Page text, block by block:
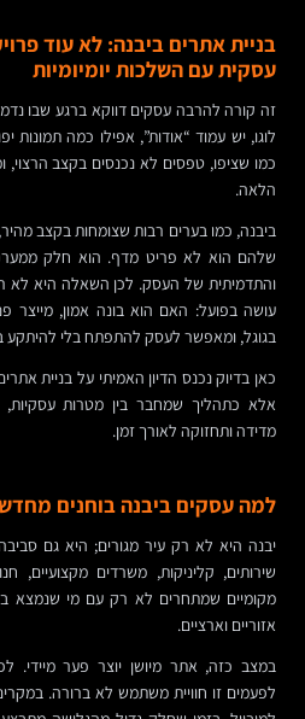
בניית אתרים ביבנה: לא עוד
עסקית עם השלכות יומיומיות
זה קורה להרבה עסקים דווקא ברגע שבו
לוגו, יש עמוד “אודות”, אפילו כמה
כמו שציפו, טפסים לא נכנסים בקצב
הלאה.
ביבנה, כמו בערים רבות שצומחות בקצב
שלהם הוא לא פריט מדף. הוא חלק
והתדמיתית של העסק. לכן השאלה היא
עושה בפועל: האם הוא בונה אמון, מייצר
בגוגל, ומאפשר לעסק להתפתח בלי להיתקע
כאן בדיוק נכנס הדיון האמיתי על בניית
אלא כתהליך שמחבר בין מטרות עסקיות,
מדידה ותחזוקה לאורך זמן.
למה עסקים ביבנה בוחנים
יבנה היא לא רק עיר מגורים; היא גם
מקומיים שמתחרים לא רק עם מי שנמצא
אזוריים וארציים.
במצב כזה, אתר מיושן יוצר פער מיידי.
לפעמים זו חוויית משתמש לא ברורה.